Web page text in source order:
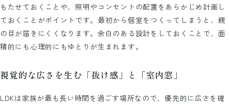
もたせておくことや、照明やコンセントの配置をあらかじめ計画し
ておくことがポイントです。最初から個室をつくってしまうと、親
の目が届きにくくなります。余白のある設計をしておくことで、面
積的にも心理的にもゆとりが生まれます。
視覚的な広さを生む「抜け感」と「室内窓」
LDKは家族が最も長い時間を過ごす場所なので、優先的に広さを確